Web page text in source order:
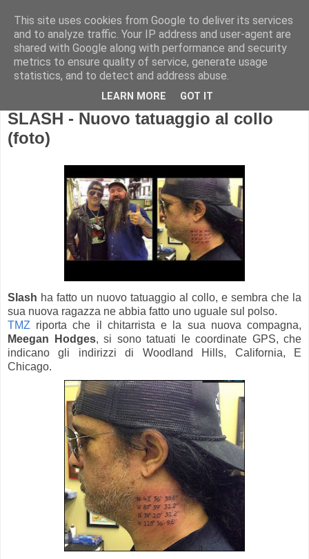
SLASH - Nuovo tatuaggio al collo
(foto)
Slash ha fatto un nuovo tatuaggio al collo, e sembra che la
sua nuova ragazza ne abbia fatto uno uguale sul polso.
TMZ riporta che il chitarrista e la sua nuova compagna,
Meegan Hodges, si sono tatuati le coordinate GPS, che
indicano gli indirizzi di Woodland Hills, California, E
Chicago.
This site uses cookies from Google to deliver its services
and to analyze traffic. Your IP address and user-agent are
shared with Google along with performance and security
metrics to ensure quality of service, generate usage
statistics, and to detect and address abuse.
LEARN MORE GOT IT